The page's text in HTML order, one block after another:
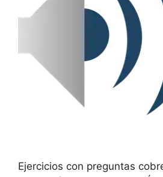
Ejercicios con preguntas